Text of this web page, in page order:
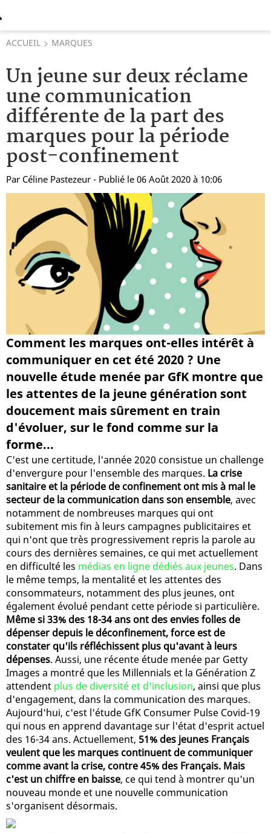
ACCUEIL MARQUES
Un jeune sur deux réclame
une communication
différente de la part des
marques pour la période
post-confinement
Par Céline Pastezeur - Publié le 06 Août 2020 à 10:06
Comment les marques ont-elles intérêt à
communiquer en cet été 2020 ? Une
nouvelle étude menée par GfK montre que
les attentes de la jeune génération sont
doucement mais sûrement en train
d'évoluer, sur le fond comme sur la
forme...
C'est une certitude, l'année 2020 consistue un challenge
d'envergure pour l'ensemble des marques. La crise
sanitaire et la période de confinement ont mis à mal le
secteur de la communication dans son ensemble, avec
notamment de nombreuses marques qui ont
subitement mis fin à leurs campagnes publicitaires et
qui n'ont que très progressivement repris la parole au
cours des dernières semaines, ce qui met actuellement
en difficulté les médias en ligne dédiés aux jeunes. Dans
le même temps, la mentalité et les attentes des
consommateurs, notamment des plus jeunes, ont
également évolué pendant cette période si particulière.
Même si 33% des 18-34 ans ont des envies folles de
dépenser depuis le déconfinement, force est de
constater qu'ils réfléchissent plus qu'avant à leurs
dépenses. Aussi, une récente étude menée par Getty
Images a montré que les Millennials et la Génération Z
attendent plus de diversité et d'inclusion, ainsi que plus
d'engagement, dans la communication des marques.
Aujourd'hui, c'est l'étude GfK Consumer Pulse Covid-19
qui nous en apprend davantage sur l'état d'esprit actuel
des 16-34 ans. Actuellement, 51% des jeunes Français
veulent que les marques continuent de communiquer
comme avant la crise, contre 45% des Français. Mais
c'est un chiffre en baisse, ce qui tend à montrer qu'un
nouveau monde et une nouvelle communication
s'organisent désormais.